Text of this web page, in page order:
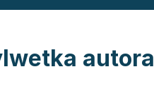
autora